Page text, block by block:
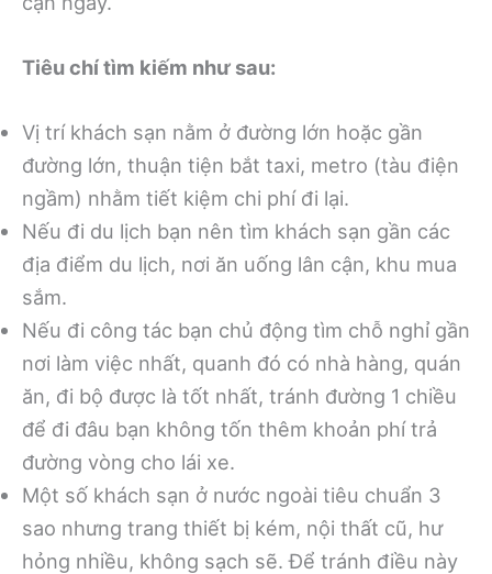
Tiêu chí tìm kiếm như sau:
Vị trí khách sạn nằm ở đường lớn hoặc gần
đường lớn, thuận tiện bắt taxi, metro (tàu điện
ngầm) nhằm tiết kiệm chi phí đi lại.
Nếu đi du lịch bạn nên tìm khách sạn gần các
địa điểm du lịch, nơi ăn uống lân cận, khu mua
sắm.
Nếu đi công tác bạn chủ động tìm chỗ nghỉ gần
nơi làm việc nhất, quanh đó có nhà hàng, quán
ăn, đi bộ được là tốt nhất, tránh đường 1 chiều
để đi đâu bạn không tốn thêm khoản phí trả
đường vòng cho lái xe.
Một số khách sạn ở nước ngoài tiêu chuẩn 3
sao nhưng trang thiết bị kém, nội thất cũ, hư
hỏng nhiều, không sạch sẽ. Để tránh điều này